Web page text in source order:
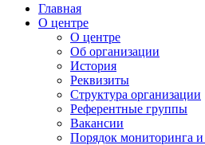
Главная
О центре
О центре
Об организации
История
Реквизиты
Структура организации
Референтные группы
Вакансии
Порядок мониторинга